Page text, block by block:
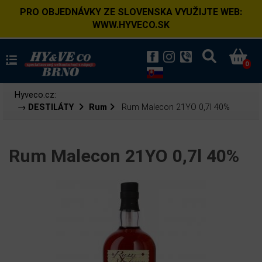
PRO OBJEDNÁVKY ZE SLOVENSKA VYUŽIJTE WEB:
WWW.HYVECO.SK
0
Hyveco.cz:
→ DESTILÁTY
Rum Rum Malecon 21YO 0,7l 40%
Rum Malecon 21YO 0,7l 40%